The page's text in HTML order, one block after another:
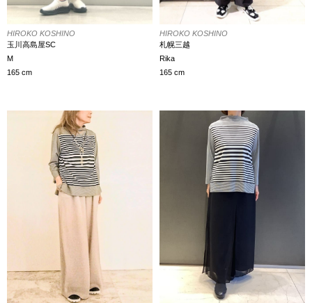
HIROKO KOSHINO
玉川高島屋SC
M
165 cm
HIROKO KOSHINO
札幌三越
Rika
165 cm